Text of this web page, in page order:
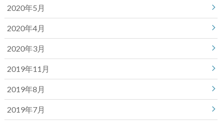
2020年5月
2020年4月
2020年3月
2019年11月
2019年8月
2019年7月